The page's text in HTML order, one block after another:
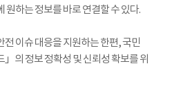
하는 정보를 바로 연결할 수 있다.
이슈 대응을 지원하는 한편, 국민
의 정보 정확성 및 신뢰성 확보를 위